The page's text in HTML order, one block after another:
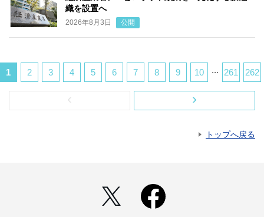
織を設置へ
2026年8月3日 公開
‹
1 2 3 4 5 6 7 8 9 10 ... 261 262
›
トップへ戻る